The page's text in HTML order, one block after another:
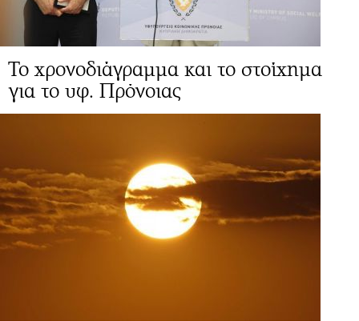
Το χρονοδιάγραμμα και το στοίχημα
για το υφ. Πρόνοιας